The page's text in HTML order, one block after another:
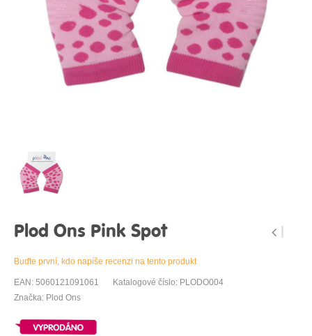
Plod Ons Pink Spot
Buďte první, kdo napíše recenzi na tento produkt
EAN: 5060121091061
Katalogové číslo: PLODO004
Značka: Plod Ons